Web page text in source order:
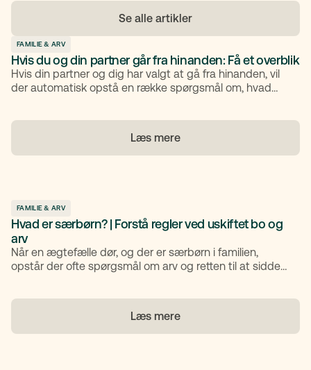
Se alle artikler
FAMILIE & ARV
Hvis du og din partner går fra hinanden: Få et overblik
Hvis din partner og dig har valgt at gå fra hinanden, vil
der automatisk opstå en række spørgsmål om, hvad
får her en oversigt over, hvad du skal være opmærksom
på i forbindelse med et brud.
Læs mere
FAMILIE & ARV
Hvad er særbørn? | Forstå regler ved uskiftet bo og
arv
Når en ægtefælle dør, og der er særbørn i familien,
opstår der ofte spørgsmål om arv og retten til at sidde i
for tvangsarv, testamente og de juridiske krav, der
gælder ved uskiftet bo. Artiklen hjælper dig med at
Læs mere